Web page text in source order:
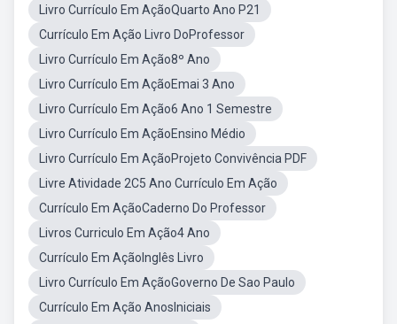
Livro Currículo Em AçãoQuarto Ano P21
Currículo Em Ação Livro DoProfessor
Livro Currículo Em Ação8º Ano
Livro Currículo Em AçãoEmai 3 Ano
Livro Currículo Em Ação6 Ano 1 Semestre
Livro Currículo Em AçãoEnsino Médio
Livro Currículo Em AçãoProjeto Convivência PDF
Livre Atividade 2C5 Ano Currículo Em Ação
Currículo Em AçãoCaderno Do Professor
Livros Curriculo Em Ação4 Ano
Currículo Em AçãoInglês Livro
Livro Currículo Em AçãoGoverno De Sao Paulo
Currículo Em Ação AnosIniciais